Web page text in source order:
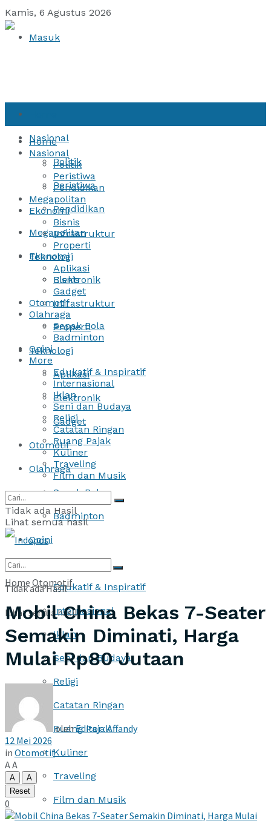
Kamis, 6 Agustus 2026
Masuk
Nasional
Politik
Peristiwa
Pendidikan
Megapolitan
Ekonomi
Bisnis
Infrastruktur
Properti
Teknologi
Aplikasi
Elektronik
Gadget
Otomotif
Olahraga
Sepak Bola
Badminton
Opini
Edukatif & Inspiratif
Internasional
Iklan
Seni dan Budaya
Religi
Catatan Ringan
Ruang Pajak
Kuliner
Traveling
Film dan Musik
Home
Nasional
Politik
Peristiwa
Pendidikan
Megapolitan
Ekonomi
Bisnis
Infrastruktur
Properti
Teknologi
Aplikasi
Elektronik
Gadget
Otomotif
Olahraga
Sepak Bola
Badminton
Opini
More
Edukatif & Inspiratif
Internasional
Iklan
Seni dan Budaya
Religi
Catatan Ringan
Ruang Pajak
Kuliner
Traveling
Film dan Musik
Tidak ada Hasil
Lihat semua hasil
Tidak ada Hasil
Lihat semua hasil
Home Otomotif
Mobil China Bekas 7-Seater
Semakin Diminati, Harga
Mulai Rp80 Jutaan
olehEditor : Affandy
12 Mei 2026
in Otomotif
AA
A
A
Reset
0